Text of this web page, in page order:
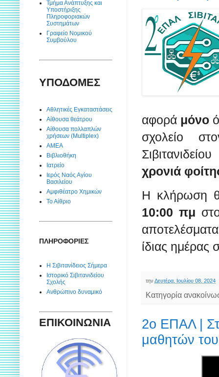
αφορά μόνο
σχολείο
χρονιά
Η κλήρωση
10:00 πμ
ίδιας ημέρας
την Δευτέρα, Ιουλίου 08, 2024
Κατηγορία
2ο ΕΠΑΛ |
μαθητών
Τμήμα Ανάπτυξης και
Υποστήριξης
Πληροφοριακών
Συστημάτων
Γραφείο Νομικού
Συμβούλου
ΥΠΟΔΟΜΕΣ
Αθλητικές Εγκαταστάσεις
Αίθουσα θεάτρου
Αίθουσα πολλαπλών
χρήσεων (Multiplex)
ΑΜΕΑ
Βιβλιοθήκη
Ιατρείο
Ιερός Ναός Αγίου
Βασιλείου
Αμφιθέατρο Χημικών
Το Αίθριο
ΠΛΗΡΟΦΟΡΙΕΣ
Η Σιβιτανίδειος Σήμερα
Ιστορικό Σιβιτανιδείου
Σχολής
Ανθρώπινο δυναμικό
ΕΠΙΚΟΙΝΩΝΙΑ